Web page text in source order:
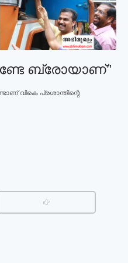
ബ്രോയാണ്"
വികെ പ്രശാന്തിന്റെ